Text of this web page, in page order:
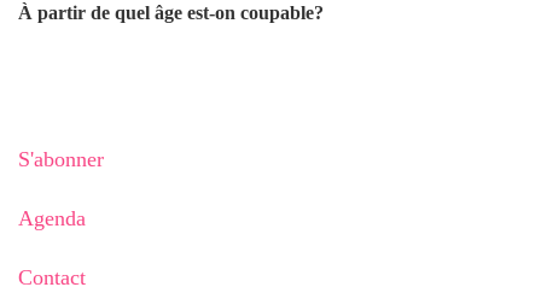
À partir de quel âge est-on coupable?
S'abonner
Agenda
Contact